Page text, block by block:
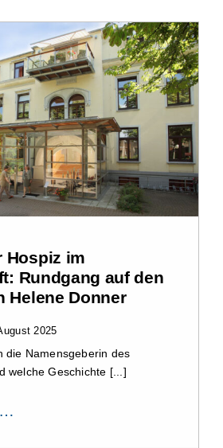
Hospiz im
Rundgang auf den
Helene Donner
2025
die Namensgeberin des
welche Geschichte [...]
…